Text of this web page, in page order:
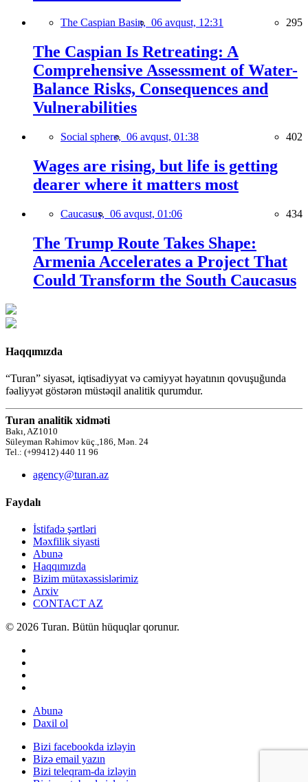
The Caspian Basin, 06 avqust, 12:31 295
The Caspian Is Retreating: A
Comprehensive Assessment of Water-
Balance Risks, Consequences and
Vulnerabilities
Social sphere, 06 avqust, 01:38 402
Wages are rising, but life is getting
dearer where it matters most
Caucasus, 06 avqust, 01:06 434
The Trump Route Takes Shape:
Armenia Accelerates a Project That
Could Transform the South Caucasus
Haqqımızda
“Turan” siyasət, iqtisadiyyat və cəmiyyət həyatının qovuşuğunda
fəaliyyət göstərən müstəqil analitik qurumdur.
Turan analitik xidməti
Bakı, AZ1010
Süleyman Rəhimov küç.,186, Mən. 24
Tel.: (+99412) 440 11 96
agency@turan.az
Faydalı
İstifadə şərtləri
Məxfilik siyasti
Abunə
Haqqımızda
Bizim mütəxəssislərimiz
Arxiv
CONTACT AZ
© 2026 Turan. Bütün hüquqlar qorunur.
Abunə
Daxil ol
Bizi facebookda izləyin
Bizə email yazın
Bizi teleqram-da izləyin